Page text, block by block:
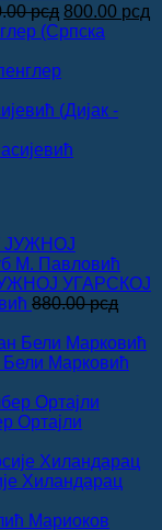
рсд Оригинална
цена
800.00 рсд
УГАРСКОЈ
880.00рсд
Марковић
Ортајли
Хиландарац